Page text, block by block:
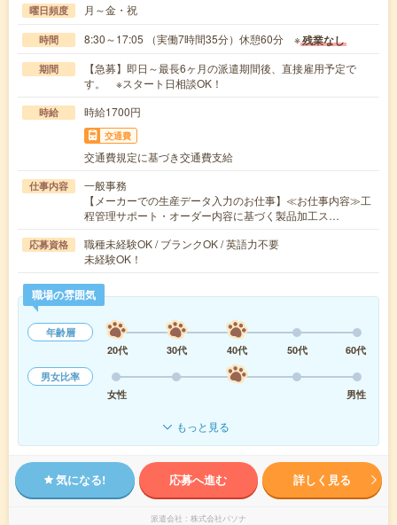
曜日頻度 月～金・祝
時間 8:30～17:05 （実働7時間35分）休憩60分 ※残業なし
期間
【急募】即日～最長6ヶ月の派遣期間後、直接雇用予定で
す。 ※スタート日相談OK！
時給 時給1700円
交通費
交通費規定に基づき交通費支給
仕事内容
一般事務
【メーカーでの生産データ入力のお仕事】≪お仕事内容≫工
程管理サポート・オーダー内容に基づく製品加工ス…
応募資格
職種未経験OK / ブランクOK / 英語力不要
未経験OK！
職場の雰囲気
年齢層
20代
30代 40代 50代
60代
男女比率
女性
男性
もっと見る
気になる! 応募へ進む 詳しく見る
派遣会社 株式会社パソナ